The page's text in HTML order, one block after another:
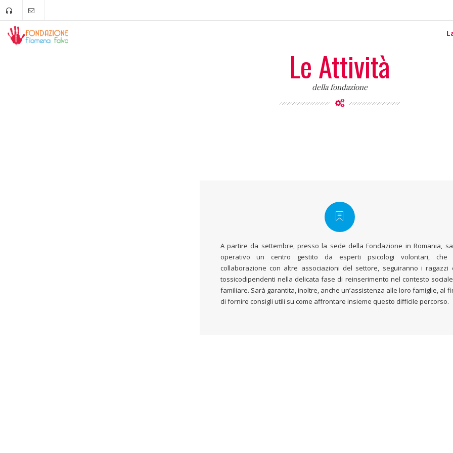
Le Attività
della fondazione
A partire da settembre, presso la sede della Fondazione in Romania,
operativo un centro gestito da esperti psicologi volontari, che
collaborazione con altre associazioni del settore, seguiranno i ragazzi
tossicodipendenti nella delicata fase di reinserimento nel contesto
familiare. Sarà garantita, inoltre, anche un’assistenza alle loro famiglie, al
di fornire consigli utili su come affrontare insieme questo difficile percorso.